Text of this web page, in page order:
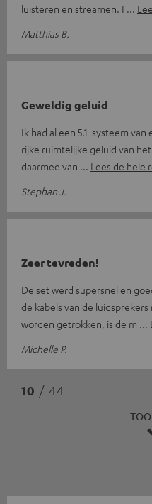
luisteren en streamen. I
Matthias B.
Geweldig geluid
Ik had al een 5.1-systeem
rijke ruimtelijke geluid van
daarmee van
Lees de hele
Stephan J.
Zeer tevreden!
De set werd supersnel en
de kabels van de
worden getrokken, is de m
Michelle P.
10 / 44